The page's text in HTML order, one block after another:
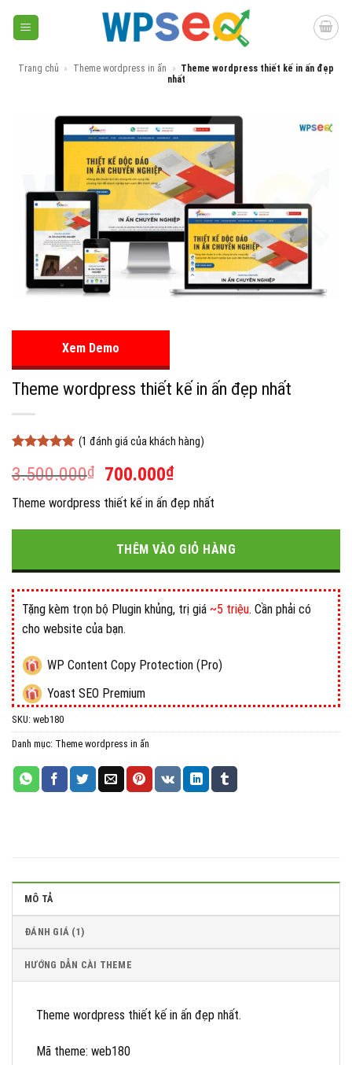
Trang chủ » Theme wordpress in ấn » Theme wordpress thiết kế in ấn đẹp
nhất
Xem Demo
Theme wordpress thiết kế in ấn đẹp nhất
dựa trên
đánh giá
(1 đánh giá của khách hàng)
3.500.000₫
Giá
gốc
là:
3.500.000₫.
700.000₫Giá
hiện
tại
là:
700.000₫.
Theme wordpress thiết kế in ấn đẹp nhất
THÊM VÀO GIỎ HÀNG
Tặng kèm trọn bộ Plugin khủng, trị giá ~5 triệu. Cần phải có
cho website của bạn.
WP Content Copy Protection (Pro)
Yoast SEO Premium
All in One WP Migration Unlimited Extension
iThemes Security Pro
Wordfence Security Premium
SKU: web180
Danh mục: Theme wordpress in ấn
MÔ TẢ
ĐÁNH GIÁ (1)
HƯỚNG DẪN CÀI THEME
Theme wordpress thiết kế in ấn đẹp nhất.
Mã theme: web180